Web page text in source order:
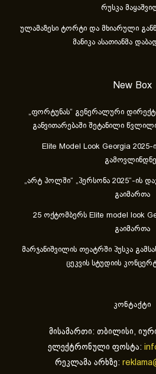
რუსკა
ულამაზესი ტორტი და მხიარული
მანიკა ასათიანმა
New Box
„ფორტუნას“ გენერალური
განვითარებაში შეტანილი
Elite Model Look Georgia 2025-
„არტ ჰოლში“ „პერსონა 2025“-ის
გაიმართა
25 ოქტომბერს Elite model look
გაიმართა
მარჯანიშვილის თეატრში პუსკა
ცეკვის სტუდიის
კონტაქტი
მისამართი: თბილისი,
ელექტრონული ფოსტა:
რეკლამა არხზე: